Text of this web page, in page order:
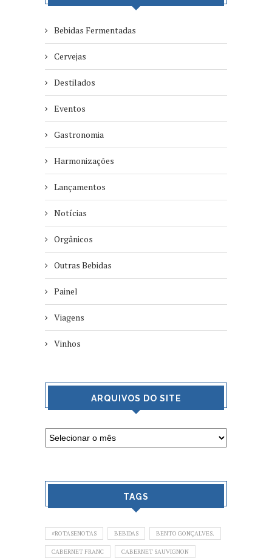
Bebidas Fermentadas
Cervejas
Destilados
Eventos
Gastronomia
Harmonizações
Lançamentos
Notícias
Orgânicos
Outras Bebidas
Painel
Viagens
Vinhos
ARQUIVOS DO SITE
TAGS
#ROTASENOTAS BEBIDAS BENTO GONÇALVES.
CABERNET FRANC CABERNET SAUVIGNON